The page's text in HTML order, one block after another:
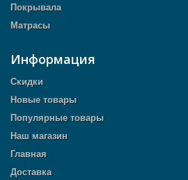
Покрывала
Матрасы
Информация
Скидки
Новые товары
Популярные товары
Наш магазин
Главная
Доставка